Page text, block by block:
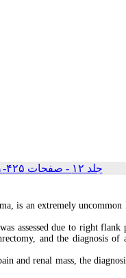
جلد ۱۲ - صفحات ۴۲۵-۴۲۱
is an extremely
assessed due to right
and the diagnosis
and renal mass, the